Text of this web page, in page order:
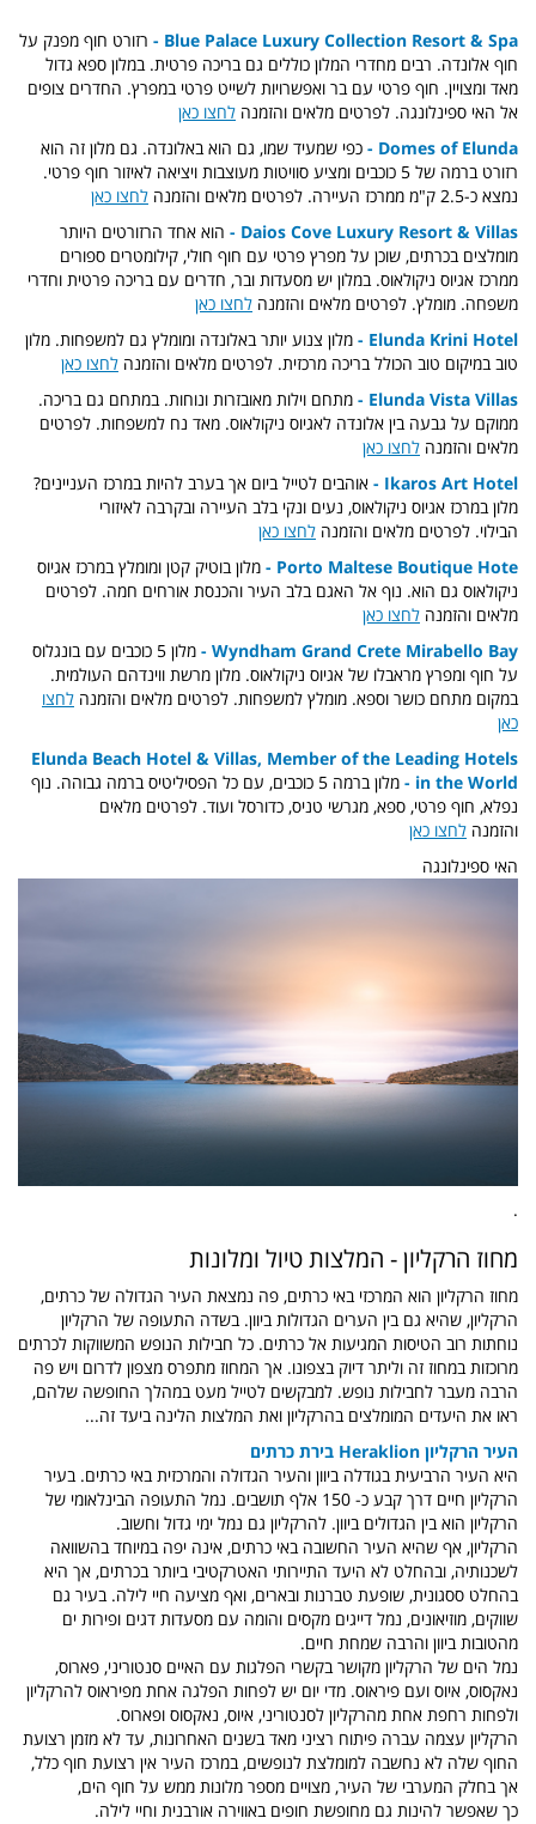
Blue Palace Luxury Collection Resort & Spa -
רזורט חוף מפנק על
חוף אלונדה. רבים מחדרי המלון כוללים גם בריכה פרטית. במלון ספא גדול
מאד ומצויין. חוף פרטי עם בר ואפשרויות לשייט פרטי במפרץ. החדרים צופים
אל האי ספינלונגה. לפרטים מלאים והזמנה לחצו כאן
Domes of Elunda -
כפי שמעיד שמו, גם הוא באלונדה. גם מלון זה הוא
רזורט ברמה של 5 כוכבים ומציע סוויטות מעוצבות ויציאה לאיזור חוף פרטי.
נמצא כ-2.5 ק"מ ממרכז העיירה. לפרטים מלאים והזמנה
לחצו כאן
Daios Cove Luxury Resort & Villas -
הוא אחד הרזורטים היותר
מומלצים בכרתים, שוכן על מפרץ פרטי עם חוף חולי, קילומטרים ספורים
ממרכז אגיוס ניקולאוס. במלון יש מסעדות ובר, חדרים עם בריכה פרטית וחדרי
משפחה. מומלץ. לפרטים מלאים והזמנה לחצו כאן
Elunda Krini Hotel -
מלון צנוע יותר באלונדה ומומלץ גם למשפחות. מלון
טוב במיקום טוב הכולל בריכה מרכזית. לפרטים מלאים והזמנה לחצו כאן
Elunda Vista Villas -
מתחם וילות מאובזרות ונוחות. במתחם גם בריכה.
ממוקם על גבעה בין אלונדה לאגיוס ניקולאוס. מאד נח למשפחות. לפרטים
מלאים והזמנה לחצו כאן
Ikaros Art Hotel -
אוהבים לטייל ביום אך בערב להיות במרכז העניינים?
מלון במרכז אגיוס ניקולאוס, נעים ונקי בלב העיירה ובקרבה לאיזורי
הבילוי. לפרטים מלאים והזמנה לחצו כאן
Porto Maltese Boutique Hote -
מלון בוטיק קטן ומומלץ במרכז אגיוס
ניקולאוס גם הוא. נוף אל האגם בלב העיר והכנסת אורחים חמה. לפרטים
מלאים והזמנה לחצו כאן
Wyndham Grand Crete Mirabello Bay -
מלון 5 כוכבים עם בונגלוס
על חוף ומפרץ מראבלו של אגיוס ניקולאוס. מלון מרשת ווינדהם העולמית.
במקום מתחם כושר וספא. מומלץ למשפחות. לפרטים מלאים והזמנה לחצו
כאן
Elunda Beach Hotel & Villas, Member of the Leading Hotels
in the World -
מלון ברמה 5 כוכבים, עם כל הפסיליטיס ברמה גבוהה. נוף
נפלא, חוף פרטי, ספא, מגרשי טניס, כדורסל ועוד. לפרטים מלאים
והזמנה לחצו כאן
האי ספינלונגה
.
מחוז הרקליון - המלצות טיול ומלונות
מחוז הרקליון הוא המרכזי באי כרתים, פה נמצאת העיר הגדולה של כרתים,
הרקליון, שהיא גם בין הערים הגדולות ביוון. בשדה התעופה של הרקליון
נוחתות רוב הטיסות המגיעות אל כרתים. כל חבילות הנופש המשווקות לכרתים
מרוכזות במחוז זה וליתר דיוק בצפונו. אך המחוז מתפרס מצפון לדרום ויש פה
הרבה מעבר לחבילות נופש. למבקשים לטייל מעט במהלך החופשה שלהם,
ראו את היעדים המומלצים בהרקליון ואת המלצות הלינה ביעד זה...
העיר הרקליון Heraklion בירת כרתים
היא העיר הרביעית בגודלה ביוון והעיר הגדולה והמרכזית באי כרתים. בעיר
הרקליון חיים דרך קבע כ- 150 אלף תושבים. נמל התעופה הבינלאומי של
הרקליון הוא בין הגדולים ביוון. להרקליון גם נמל ימי גדול וחשוב.
הרקליון, אף שהיא העיר החשובה באי כרתים, אינה יפה במיוחד בהשוואה
לשכנותיה, ובהחלט לא היעד התיירותי האטרקטיבי ביותר בכרתים, אך היא
בהחלט ססגונית, שופעת טברנות ובארים, ואף מציעה חיי לילה. בעיר גם
שווקים, מוזיאונים, נמל דייגים מקסים והומה עם מסעדות דגים ופירות ים
מהטובות ביוון והרבה שמחת חיים.
נמל הים של הרקליון מקושר בקשרי הפלגות עם האיים סנטוריני, פארוס,
נאקסוס, איוס ועם פיראוס. מדי יום יש לפחות הפלגה אחת מפיראוס להרקליון
ולפחות רחפת אחת מהרקליון לסנטוריני, איוס, נאקסוס ופארוס.
הרקליון עצמה עברה פיתוח רציני מאד בשנים האחרונות, עד לא מזמן רצועת
החוף שלה לא נחשבה למומלצת לנופשים, במרכז העיר אין רצועת חוף כלל,
אך בחלק המערבי של העיר, מצויים מספר מלונות ממש על חוף הים,
כך שאפשר להינות גם מחופשת חופים באווירה אורבנית וחיי לילה.